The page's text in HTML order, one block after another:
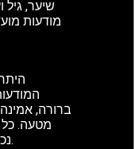
שיער, גיל
מודעות
ברורה,
מטעה. כל
נכתבים באופן שישקף את המציאות בשטח.